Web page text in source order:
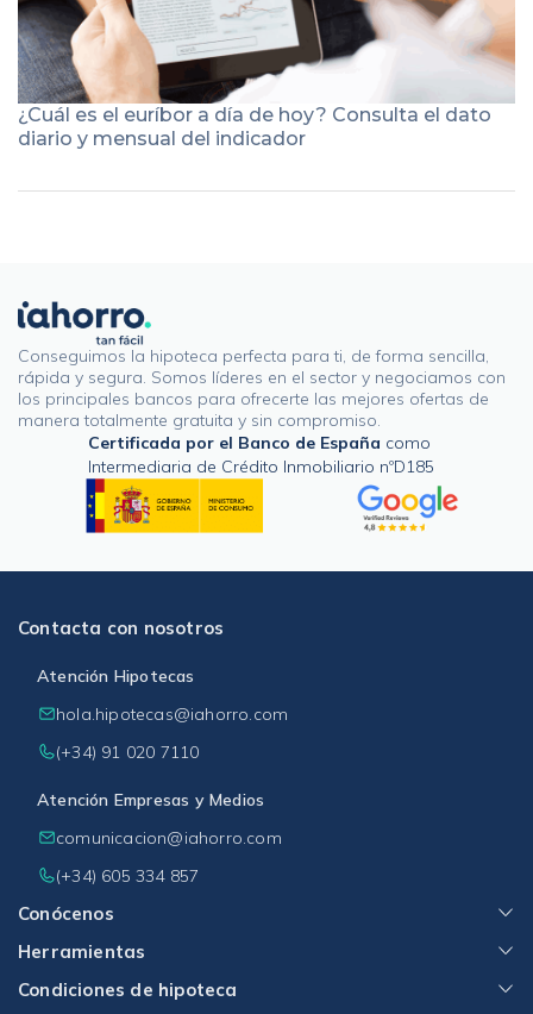
¿Cuál es el euríbor a día de hoy? Consulta el dato
diario y mensual del indicador
Conseguimos la hipoteca perfecta para ti, de forma sencilla,
rápida y segura. Somos líderes en el sector y negociamos con
los principales bancos para ofrecerte las mejores ofertas de
manera totalmente gratuita y sin compromiso.
Certificada por el Banco de España como
Intermediaria de Crédito Inmobiliario nºD185
Conócenos
Herramientas
Condiciones de hipoteca
Contacta con nosotros
Atención Hipotecas
hola.hipotecas@iahorro.com
(+34) 91 020 7110
Atención Empresas y Medios
comunicacion@iahorro.com
(+34) 605 334 857